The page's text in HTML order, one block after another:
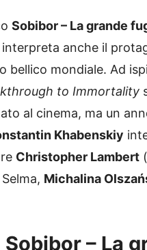
Sobibor – La grande
interpreta anche il
bellico mondiale. Ad
to Immortality
al cinema, ma un
Khabenskiy
Christopher Lambert (
Selma, Michalina
– La